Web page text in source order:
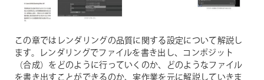
この章ではレンダリングの品質に関する設定について解説し
ます。レンダリングでファイルを書き出し、コンポジット
（合成）をどのように行っていくのか、どのようなファイル
を書き出すことができるのか、実作業を元に解説していきま